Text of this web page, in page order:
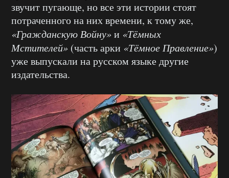
звучит пугающе, но все эти истории стоят
потраченного на них времени, к тому же,
«Гражданскую Войну»и «Тёмных
Мстителей» (часть арки «Тёмное Правление»)
уже выпускали на русском языке другие
издательства.